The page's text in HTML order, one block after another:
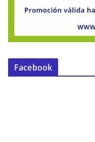
Facebook